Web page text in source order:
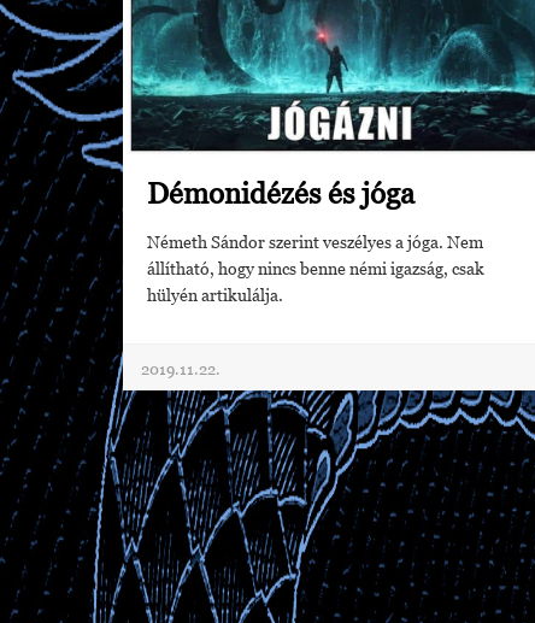
Démonidézés és jóga
Németh Sándor szerint veszélyes a jóga. Nem
állítható, hogy nincs benne némi igazság, csak
hülyén artikulálja.
2019.11.22.